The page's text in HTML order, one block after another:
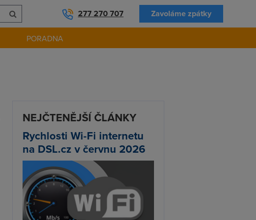
277 270 707 Zavoláme zpátky
PORADNA
NEJČTENĚJŠÍ ČLÁNKY
Rychlosti Wi-Fi internetu
na DSL.cz v červnu 2026